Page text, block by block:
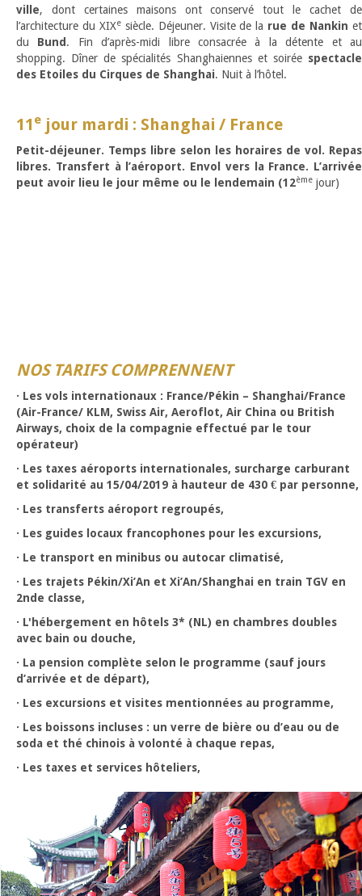
ville, dont certaines maisons ont conservé tout le cachet de
l’architecture du XIXesiècle. Déjeuner. Visite de la rue de Nankin et
du Bund . Fin d’après-midi libre consacrée à la détente et au
shopping. Dîner de spécialités Shanghaiennes et soirée spectacle
des Etoiles du Cirques de Shanghai. Nuit à l’hôtel.
11 e jour mardi : Shanghai / France
Petit-déjeuner. Temps libre selon les horaires de vol. Repas
libres. Transfert à l’aéroport. Envol vers la France. L’arrivée
peut avoir lieu le jour même ou le lendemain (12ème jour)
NOS TARIFS COMPRENNENT
· Les vols internationaux : France/Pékin – Shanghai/France
(Air-France/ KLM, Swiss Air, Aeroflot, Air China ou British
Airways, choix de la compagnie effectué par le tour
opérateur)
· Les taxes aéroports internationales, surcharge carburant
et solidarité au 15/04/2019 à hauteur de 430 € par personne,
· Les transferts aéroport regroupés,
· Les guides locaux francophones pour les excursions,
· Le transport en minibus ou autocar climatisé,
· Les trajets Pékin/Xi’An et Xi’An/Shanghai en train TGV en
2nde classe,
· L'hébergement en hôtels 3* (NL) en chambres doubles
avec bain ou douche,
· La pension complète selon le programme (sauf jours
d’arrivée et de départ),
· Les excursions et visites mentionnées au programme,
· Les boissons incluses : un verre de bière ou d’eau ou de
soda et thé chinois à volonté à chaque repas,
· Les taxes et services hôteliers,